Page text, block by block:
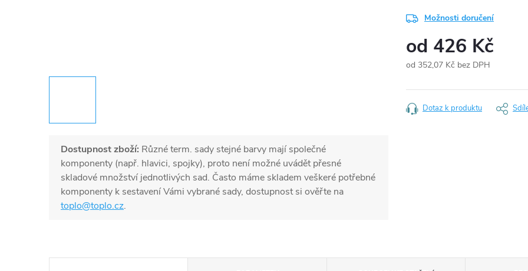
Dostupnost zboží: Různé term. sady stejné barvy mají společné
komponenty (např. hlavici, spojky), proto není možné uvádět přesné
skladové množství jednotlivých sad. Často máme skladem veškeré potřebné
komponenty k sestavení Vámi vybrané sady, dostupnost si ověřte na
toplo@toplo.cz.
Možnosti doručení
od 426 Kč
od 352,07 Kč bez DPH
cena:
Dotaz k produktu